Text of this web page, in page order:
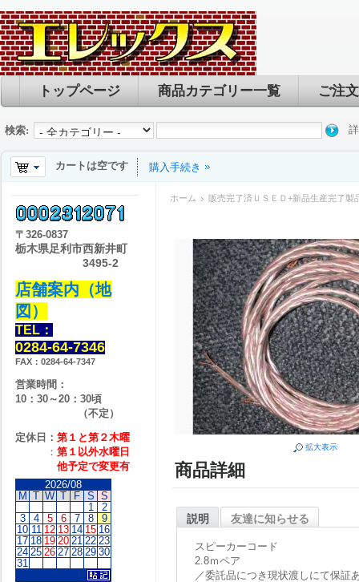
トップページ 商品カテゴリー一覧 ご注
検索:
カートは空です 購入手続き
ホーム 販売完了済ＵＳＥＤ+新品生産完了製
拡大表示
商品詳細
説明 友達に知らせる
スピーカーコード
2.8ｍペア
／委託品につき現状渡しにて保証
〒 326-0837
栃木県足利市西新井町
3495-2
店舗案内（地
図）
TEL：
0284-64-7346
FAX：0284-64-7347
営業時間：
10：30～20：30頃
（不定）
定休日： 第１と第２木曜
： 第１以外水曜日
他予定で変更有
2026/08
M T W T F S S
1
2
3
4 5 6 7 8
9
10 11 12 13 14 15 16
17 18 19 20 21 22 23
24 25 26 27 28 29 30
31